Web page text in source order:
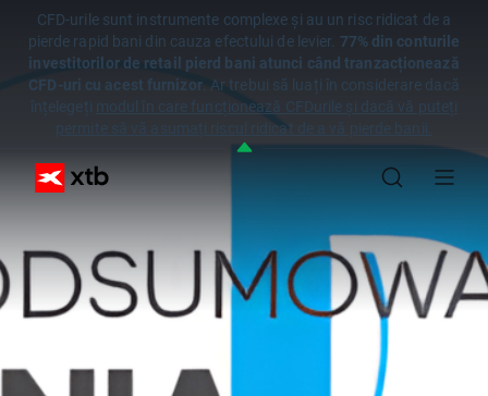
CFD-urile sunt instrumente complexe și au un risc ridicat de a
pierde rapid bani din cauza efectului de levier. 77% din conturile
investitorilor de retail pierd bani atunci când tranzacționează
CFD-uri cu acest furnizor. Ar trebui să luați în considerare dacă
înțelegeți modul în care funcționează CFDurile și dacă vă puteți
permite să vă asumați riscul ridicat de a vă pierde banii.